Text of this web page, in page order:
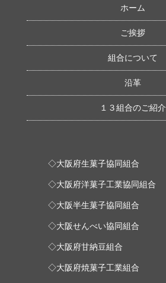
ホーム
ご挨拶
組合について
沿革
１３組合のご紹介
◇大阪府生菓子協同組合
◇大阪府洋菓子工業協同組合
◇大阪半生菓子協同組合
◇大阪せんべい協同組合
◇大阪府甘納豆組合
◇大阪府焼菓子工業組合